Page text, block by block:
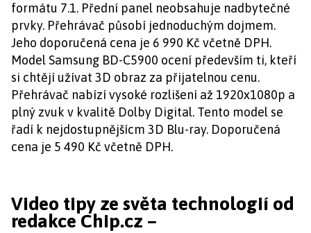
formátu 7.1. Přední panel neobsahuje nadbytečné
prvky. Přehrávač působí jednoduchým dojmem.
Jeho doporučená cena je 6 990 Kč včetně DPH.
Model Samsung BD-C5900 ocení především ti, kteří
si chtějí užívat 3D obraz za přijatelnou cenu.
Přehrávač nabízí vysoké rozlišení až 1920x1080p a
plný zvuk v kvalitě Dolby Digital. Tento model se
řadí k nejdostupnějšícm 3D Blu-ray. Doporučená
cena je 5 490 Kč včetně DPH.
Video tipy ze světa technologií od
redakce Chip.cz –